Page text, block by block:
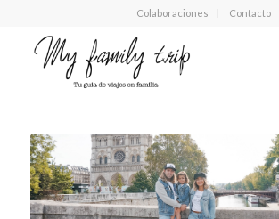
Colaboraciones Contacto